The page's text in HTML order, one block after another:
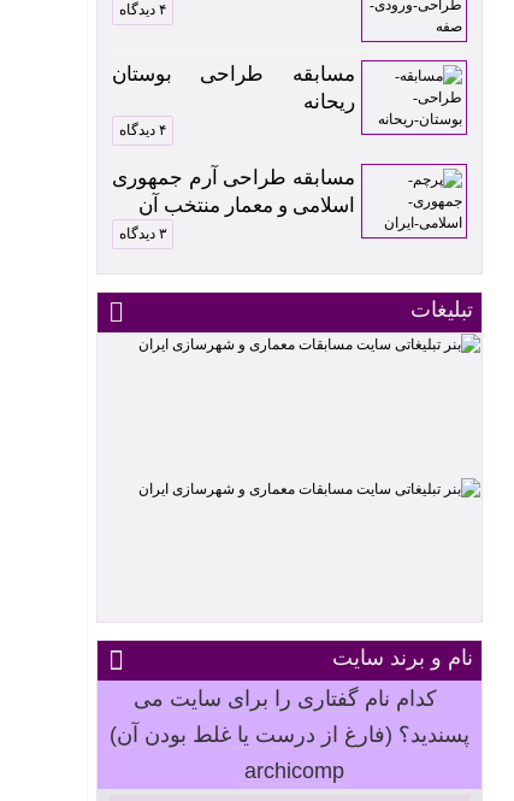
۴ دیدگاه
مسابقه طراحی بوستان
ریحانه
۴ دیدگاه
مسابقه طراحی آرم جمهوری
اسلامی و معمار منتخب آن
۳ دیدگاه
تبلیغات
نام و برند سایت
کدام نام گفتاری را برای سایت می
پسندید؟ (فارغ از درست یا غلط بودن آن)
archicomp